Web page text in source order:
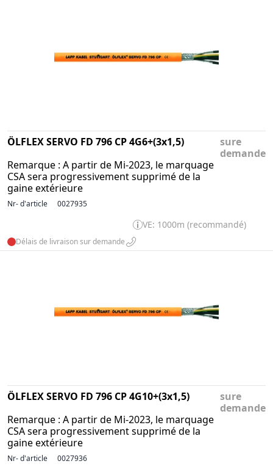
ÖLFLEX SERVO FD 796 CP 4G6+(3x1,5)
Remarque : A partir de Mi-2023, le marquage
CSA sera progressivement supprimé de la
gaine extérieure
sure
demande
Nr- d'article 0027935
VE: 1000m (recommandé)
Délais de livraison sur demande
ÖLFLEX SERVO FD 796 CP 4G10+(3x1,5)
Remarque : A partir de Mi-2023, le marquage
CSA sera progressivement supprimé de la
gaine extérieure
sure
demande
Nr- d'article 0027936